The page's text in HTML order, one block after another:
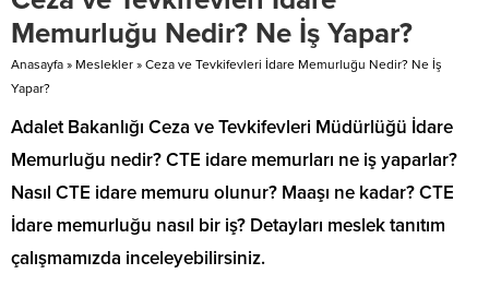
Memurluğu Nedir? Ne İş Yapar?
Anasayfa » Meslekler » Ceza ve Tevkifevleri İdare Memurluğu Nedir? Ne İş
Yapar?
Adalet Bakanlığı Ceza ve Tevkifevleri Müdürlüğü İdare
Memurluğu nedir? CTE idare memurları ne iş yaparlar?
Nasıl CTE idare memuru olunur? Maaşı ne kadar? CTE
İdare memurluğu nasıl bir iş? Detayları meslek tanıtım
çalışmamızda inceleyebilirsiniz.